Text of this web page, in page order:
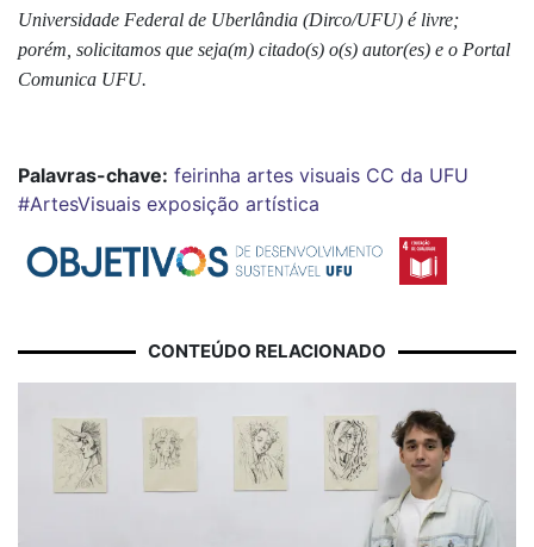
Universidade Federal de Uberlândia (Dirco/UFU) é livre;
porém, solicitamos que seja(m) citado(s) o(s) autor(es) e o Portal
Comunica UFU.
Palavras-chave: feirinha artes visuais CC da UFU
#ArtesVisuais exposição artística
CONTEÚDO RELACIONADO